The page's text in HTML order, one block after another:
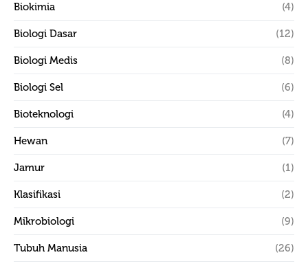
Biokimia (4)
Biologi Dasar (12)
Biologi Medis (8)
Biologi Sel (6)
Bioteknologi (4)
Hewan (7)
Jamur (1)
Klasifikasi (2)
Mikrobiologi (9)
Tubuh Manusia (26)